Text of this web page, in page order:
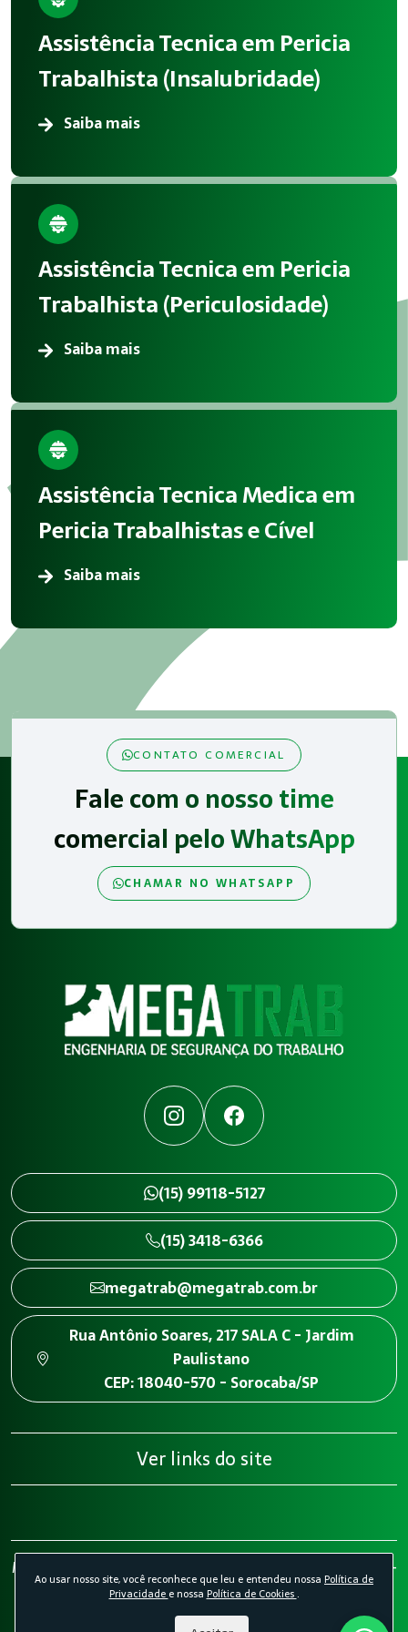
A aplicação correta de Perícias reduz acidentes, melhora
Atendimento em Iperó
A Megatrab atua oferecendo consultoria especializada em
Assistência Tecnica em Pericia
Trabalhista (Insalubridade)
Saiba mais
Assistência Tecnica em Pericia
Trabalhista (Periculosidade)
Saiba mais
Assistência Tecnica Medica em
Pericia Trabalhistas e Cível
Saiba mais
CONTATO COMERCIAL
Fale com o nosso time
comercial pelo WhatsApp
CHAMAR NO WHATSAPP
InstagramFacebook
(15) 99118-5127
(15) 3418-6366
megatrab@megatrab.com.br
Rua Antônio Soares, 217 SALA C - Jardim
Paulistano
CEP: 18040-570 - Sorocaba/SP
Ver links do site
Megatrab - Engenharia de Segurança do Trabalho 2026 -
Todos os direitos reservados.Política de Privacidade.
Desenvolvido por Agência Kombi
Ao usar nosso site, você reconhece que leu e entendeu nossa Política de
Privacidade e nossa Política de Cookies.